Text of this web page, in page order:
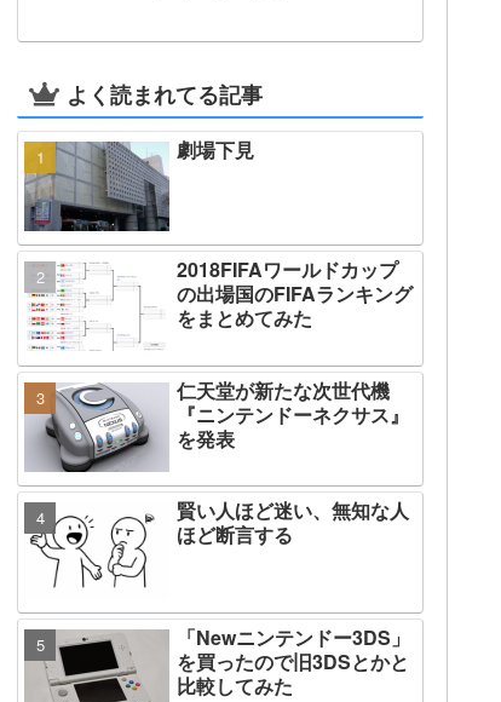
よく読まれてる記事
劇場下見
2018FIFAワールドカップ
の出場国のFIFAランキング
をまとめてみた
仁天堂が新たな次世代機
『ニンテンドーネクサス』
を発表
賢い人ほど迷い、無知な人
ほど断言する
「Newニンテンドー3DS」
を買ったので旧3DSとかと
比較してみた